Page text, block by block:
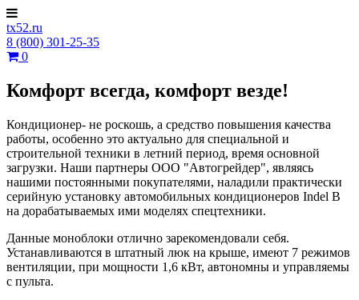
tx52.ru
8 (800) 301-25-35
0
Комфорт всегда, комфорт везде!
Кондиционер- не роскошь, а средство повышения качества
работы, особенно это актуально для специальной и
строительной техники в летний период, время основной
загрузки. Наши партнеры ООО "Автогрейдер", являясь
нашими постоянными покупателями, наладили практически
серийную установку автомобильных кондиционеров Indel B
на дорабатываемых ими моделях спецтехники.
Данные моноблоки отлично зарекомендовали себя.
Устанавливаются в штатный люк на крыше, имеют 7 режимов
вентиляции, при мощности 1,6 кВт, автономны и управляемы
с пульта.